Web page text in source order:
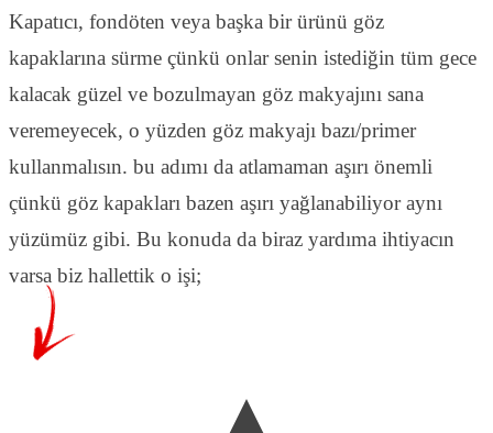
Kapatıcı, fondöten veya başka bir ürünü göz
kapaklarına sürme çünkü onlar senin istediğin tüm gece
kalacak güzel ve bozulmayan göz makyajını sana
veremeyecek, o yüzden göz makyajı bazı/primer
kullanmalısın. bu adımı da atlamaman aşırı önemli
çünkü göz kapakları bazen aşırı yağlanabiliyor aynı
yüzümüz gibi. Bu konuda da biraz yardıma ihtiyacın
varsa biz hallettik o işi;